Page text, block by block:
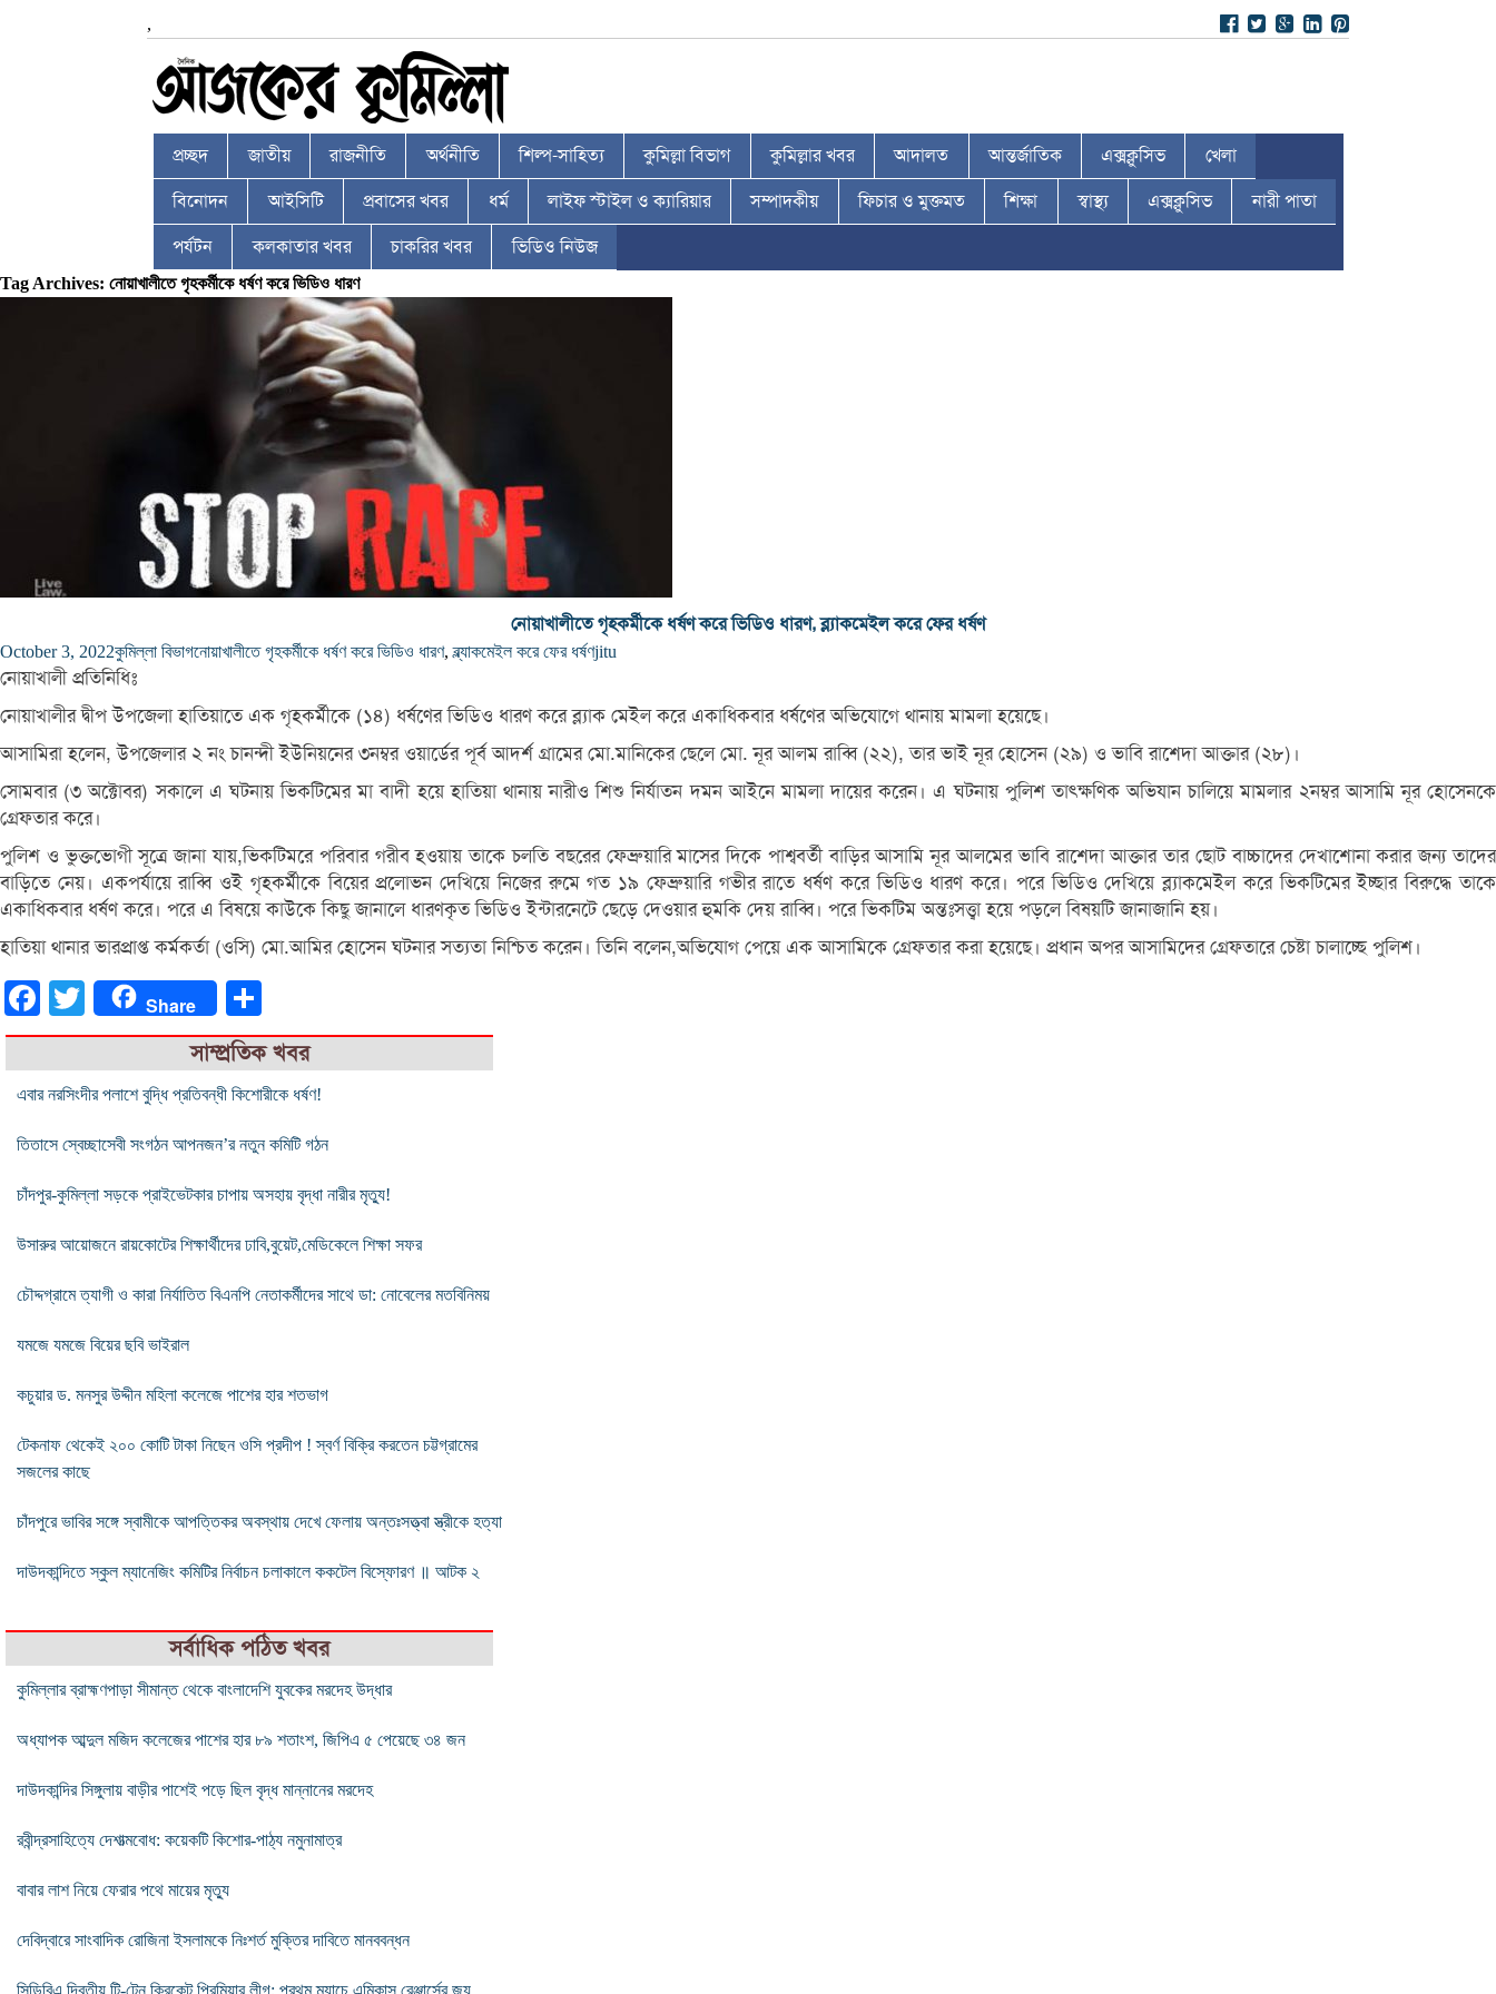
,
প্রচ্ছদ জাতীয় রাজনীতি অর্থনীতি শিল্প-সাহিত্য কুমিল্লা বিভাগ কুমিল্লার খবর আদালত আন্তর্জাতিক এক্সক্লুসিভ খেলা
বিনোদন আইসিটি প্রবাসের খবর ধর্ম লাইফ স্টাইল ও ক্যারিয়ার সম্পাদকীয় ফিচার ও মুক্তমত শিক্ষা স্বাস্থ্য এক্সক্লুসিভ নারী পাতা
পর্যটন কলকাতার খবর চাকরির খবর ভিডিও নিউজ
Tag Archives: নোয়াখালীতে গৃহকর্মীকে ধর্ষণ করে ভিডিও ধারণ
নোয়াখালীতে গৃহকর্মীকে ধর্ষণ করে ভিডিও ধারণ, ব্ল্যাকমেইল করে ফের ধর্ষণ
October 3, 2022কুমিল্লা বিভাগনোয়াখালীতে গৃহকর্মীকে ধর্ষণ করে ভিডিও ধারণ,ব্ল্যাকমেইল করে ফের ধর্ষণjitu
নোয়াখালী প্রতিনিধিঃ
নোয়াখালীর দ্বীপ উপজেলা হাতিয়াতে এক গৃহকর্মীকে (১৪) ধর্ষণের ভিডিও ধারণ করে ব্ল্যাক মেইল করে একাধিকবার ধর্ষণের অভিযোগে থানায় মামলা হয়েছে।
আসামিরা হলেন, উপজেলার ২ নং চানন্দী ইউনিয়নের ৩নম্বর ওয়ার্ডের পূর্ব আদর্শ গ্রামের মো.মানিকের ছেলে মো. নূর আলম রাব্বি (২২), তার ভাই নূর হোসেন (২৯) ও ভাবি রাশেদা আক্তার (২৮)।
সোমবার (৩ অক্টোবর) সকালে এ ঘটনায় ভিকটিমের মা বাদী হয়ে হাতিয়া থানায় নারীও শিশু নির্যাতন দমন আইনে মামলা দায়ের করেন। এ ঘটনায় পুলিশ তাৎক্ষণিক অভিযান চালিয়ে মামলার ২নম্বর আসামি নূর হোসেনকে
গ্রেফতার করে।
পুলিশ ও ভুক্তভোগী সূত্রে জানা যায়,ভিকটিমরে পরিবার গরীব হওয়ায় তাকে চলতি বছরের ফেব্রুয়ারি মাসের দিকে পাশ্ববর্তী বাড়ির আসামি নূর আলমের ভাবি রাশেদা আক্তার তার ছোট বাচ্চাদের দেখাশোনা করার জন্য তাদের
বাড়িতে নেয়। একপর্যায়ে রাব্বি ওই গৃহকর্মীকে বিয়ের প্রলোভন দেখিয়ে নিজের রুমে গত ১৯ ফেব্রুয়ারি গভীর রাতে ধর্ষণ করে ভিডিও ধারণ করে। পরে ভিডিও দেখিয়ে ব্ল্যাকমেইল করে ভিকটিমের ইচ্ছার বিরুদ্ধে তাকে
একাধিকবার ধর্ষণ করে। পরে এ বিষয়ে কাউকে কিছু জানালে ধারণকৃত ভিডিও ইন্টারনেটে ছেড়ে দেওয়ার হুমকি দেয় রাব্বি। পরে ভিকটিম অন্তঃসত্ত্বা হয়ে পড়লে বিষয়টি জানাজানি হয়।
হাতিয়া থানার ভারপ্রাপ্ত কর্মকর্তা (ওসি) মো.আমির হোসেন ঘটনার সত্যতা নিশ্চিত করেন। তিনি বলেন,অভিযোগ পেয়ে এক আসামিকে গ্রেফতার করা হয়েছে। প্রধান অপর আসামিদের গ্রেফতারে চেষ্টা চালাচ্ছে পুলিশ।
FacebookTwitter Share
সাম্প্রতিক খবর
এবার নরসিংদীর পলাশে বুদ্ধি প্রতিবন্ধী কিশোরীকে ধর্ষণ!
তিতাসে স্বেচ্ছাসেবী সংগঠন আপনজন’র নতুন কমিটি গঠন
চাঁদপুর-কুমিল্লা সড়কে প্রাইভেটকার চাপায় অসহায় বৃদ্ধা নারীর মৃত্যু!
উসারুর আয়োজনে রায়কোটের শিক্ষার্থীদের ঢাবি,বুয়েট,মেডিকেলে শিক্ষা সফর
চৌদ্দগ্রামে ত্যাগী ও কারা নির্যাতিত বিএনপি নেতাকর্মীদের সাথে ডা: নোবেলের মতবিনিময়
যমজে যমজে বিয়ের ছবি ভাইরাল
কচুয়ার ড. মনসুর উদ্দীন মহিলা কলেজে পাশের হার শতভাগ
টেকনাফ থেকেই ২০০ কোটি টাকা নিছেন ওসি প্রদীপ ! স্বর্ণ বিক্রি করতেন চট্টগ্রামের
সজলের কাছে
চাঁদপুরে ভাবির সঙ্গে স্বামীকে আপত্তিকর অবস্থায় দেখে ফেলায় অন্তঃসত্ত্বা স্ত্রীকে হত্যা
দাউদকান্দিতে স্কুল ম্যানেজিং কমিটির নির্বাচন চলাকালে ককটেল বিস্ফোরণ ॥ আটক ২
সর্বাধিক পঠিত খবর
কুমিল্লার ব্রাহ্মণপাড়া সীমান্ত থেকে বাংলাদেশি যুবকের মরদেহ উদ্ধার
অধ্যাপক আব্দুল মজিদ কলেজের পাশের হার ৮৯ শতাংশ, জিপিএ ৫ পেয়েছে ৩৪ জন
দাউদকান্দির সিঙ্গুলায় বাড়ীর পাশেই পড়ে ছিল বৃদ্ধ মান্নানের মরদেহ
রবীন্দ্রসাহিত্যে দেশাত্মবোধ: কয়েকটি কিশোর-পাঠ্য নমুনামাত্র
বাবার লাশ নিয়ে ফেরার পথে মায়ের মৃত্যু
দেবিদ্বারে সাংবাদিক রোজিনা ইসলামকে নিঃশর্ত মুক্তির দাবিতে মানববন্ধন
সিডিবিএ দ্বিতীয় টি-টেন ক্রিকেট প্রিমিয়ার লীগ: প্রথম ম্যাচে এমিকাস রেঞ্জার্সের জয়